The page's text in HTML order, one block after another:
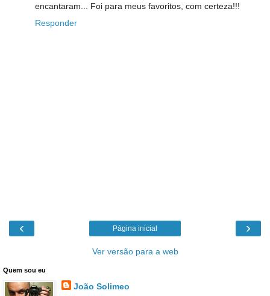
encantaram... Foi para meus favoritos, com certeza!!!
Responder
‹ ›
Página inicial
Ver versão para a web
Quem sou eu
João Solimeo